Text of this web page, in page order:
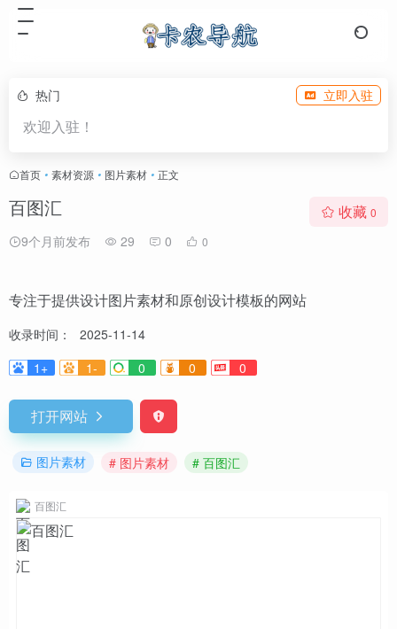
热门 立即入驻
欢迎入驻！
首页 • 素材资源 • 图片素材 • 正文
百图汇
9个月前发布 29 0 0
收藏 0
专注于提供设计图片素材和原创设计模板的网站
收录时间：
2025-11-14
1+
1- 0 0 0
打开网站
图片素材 # 图片素材 # 百图汇
百图汇